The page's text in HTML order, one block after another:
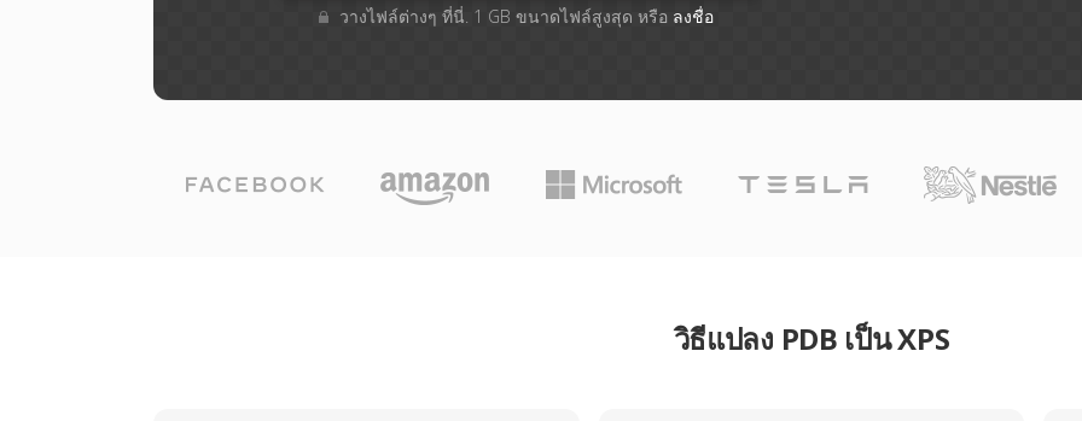
วางไฟล์ต่างๆ​ ที่นี่. 1 GB ขนาดไฟล์สูงสุด หรือ ลงชื่อ
วิธีแปลง PDB เป็น XPS